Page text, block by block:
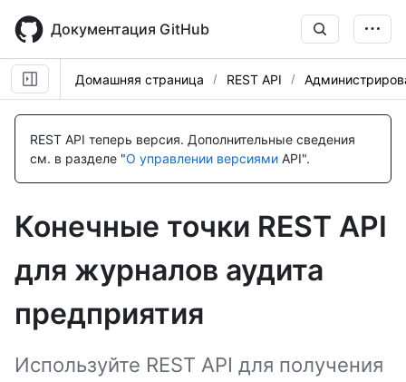
main
content
Документация GitHub
Домашняя страница REST API
REST API теперь версия. Дополнительные сведения
см. в разделе "О управлении версиями API".
Конечные точки REST API
для журналов аудита
предприятия
Используйте REST API для получения
Имя., Тип,
Description
Имя., Тип,
Description
Имя., Тип,
Description
Имя., Тип,
Description
Имя., Тип,
Description
Имя., Тип,
Description
Имя., Тип,
Description
Имя., Тип,
Description
Имя., Тип,
Description
Имя., Тип,
Description
Имя., Тип,
Description
Имя., Тип,
Description
Имя., Тип,
Description
Имя., Тип,
Description
Имя., Тип,
Description
Имя., Тип,
Description
Имя., Тип,
Description